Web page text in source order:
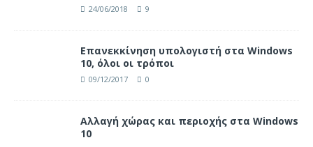
24/06/2018 9
Επανεκκίνηση υπολογιστή στα Windows
10, όλοι οι τρόποι
09/12/2017 0
Αλλαγή χώρας και περιοχής στα Windows
10